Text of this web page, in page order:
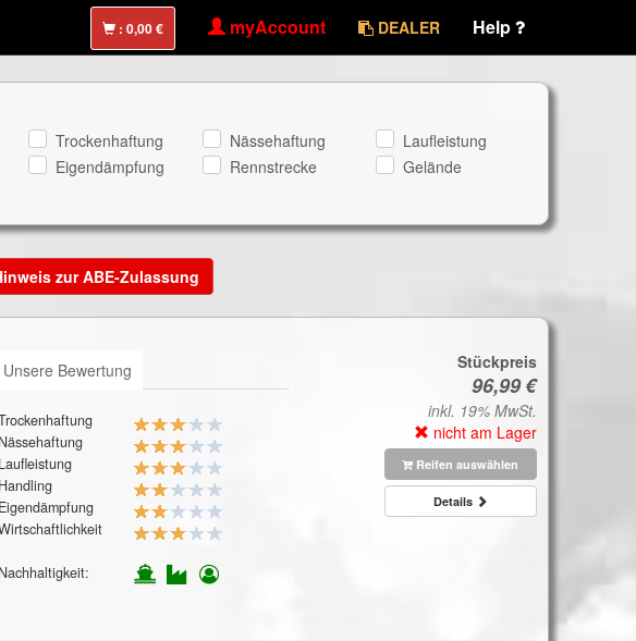
: myAccount DEALER Help
Trockenhaftung Nässehaftung
Laufleistung
Eigendämpfung Rennstrecke
Gelände
zur ABE-Zulassung
Unsere Bewertung
Nässehaftung
Laufleistung
Handling
Eigendämpfung
Nachhaltigkeit:
Stückpreis
inkl. 19% MwSt.
nicht am Lager
Reifen auswählen
Details